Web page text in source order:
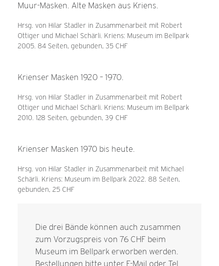
Muur-Masken. Alte Masken aus Kriens.
Hrsg. von Hilar Stadler in Zusammenarbeit mit Robert
Ottiger und Michael Schärli. Kriens: Museum im Bellpark
2005. 84 Seiten, gebunden, 35 CHF
Krienser Masken 1920 – 1970.
Hrsg. von Hilar Stadler in Zusammenarbeit mit Robert
Ottiger und Michael Schärli. Kriens: Museum im Bellpark
2010. 128 Seiten, gebunden, 39 CHF
Krienser Masken 1970 bis heute.
Hrsg. von Hilar Stadler in Zusammenarbeit mit Michael
Schärli. Kriens: Museum im Bellpark 2022. 88 Seiten,
gebunden, 25 CHF
Die drei Bände können auch zusammen
zum Vorzugspreis von 76 CHF beim
Museum im Bellpark erworben werden.
Bestellungen bitte unter E-Mail oder Tel